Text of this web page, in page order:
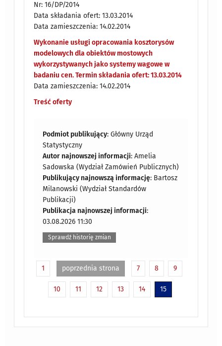
Nr: 16/DP/2014
Data składania ofert: 13.03.2014
Data zamieszczenia: 14.02.2014
Wykonanie usługi opracowania kosztorysów
modelowych dla obiektów mostowych
wykorzystywanych jako systemy wagowe w
badaniu cen. Termin składania ofert: 13.03.2014
Data zamieszczenia: 14.02.2014
Treść oferty
Podmiot publikujący: Główny Urząd
Statystyczny
Autor najnowszej informacji: Amelia
Sadowska (Wydział Zamówień Publicznych)
Publikujący najnowszą informację: Bartosz
Milanowski (Wydział Standardów
Publikacji)
Publikacja najnowszej informacji:
03.08.2026 11:30
Sprawdź historię zmian
1 poprzednia strona 7 8 9
10 11 12 13 14 15